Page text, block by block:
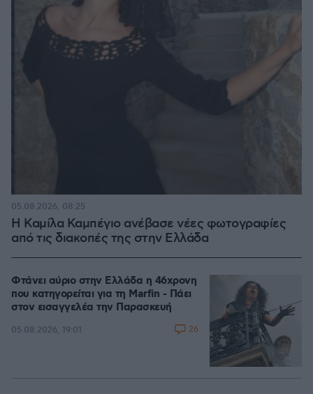
Η Καμίλα Καμπέγιο ανέβασε νέες φωτογραφίες
από τις διακοπές της στην Ελλάδα
05.08.2026, 08:25
Φτάνει αύριο στην Ελλάδα η 46χρονη
που κατηγορείται για τη Marfin - Πάει
στον εισαγγελέα την Παρασκευή
05.08.2026, 19:01 26